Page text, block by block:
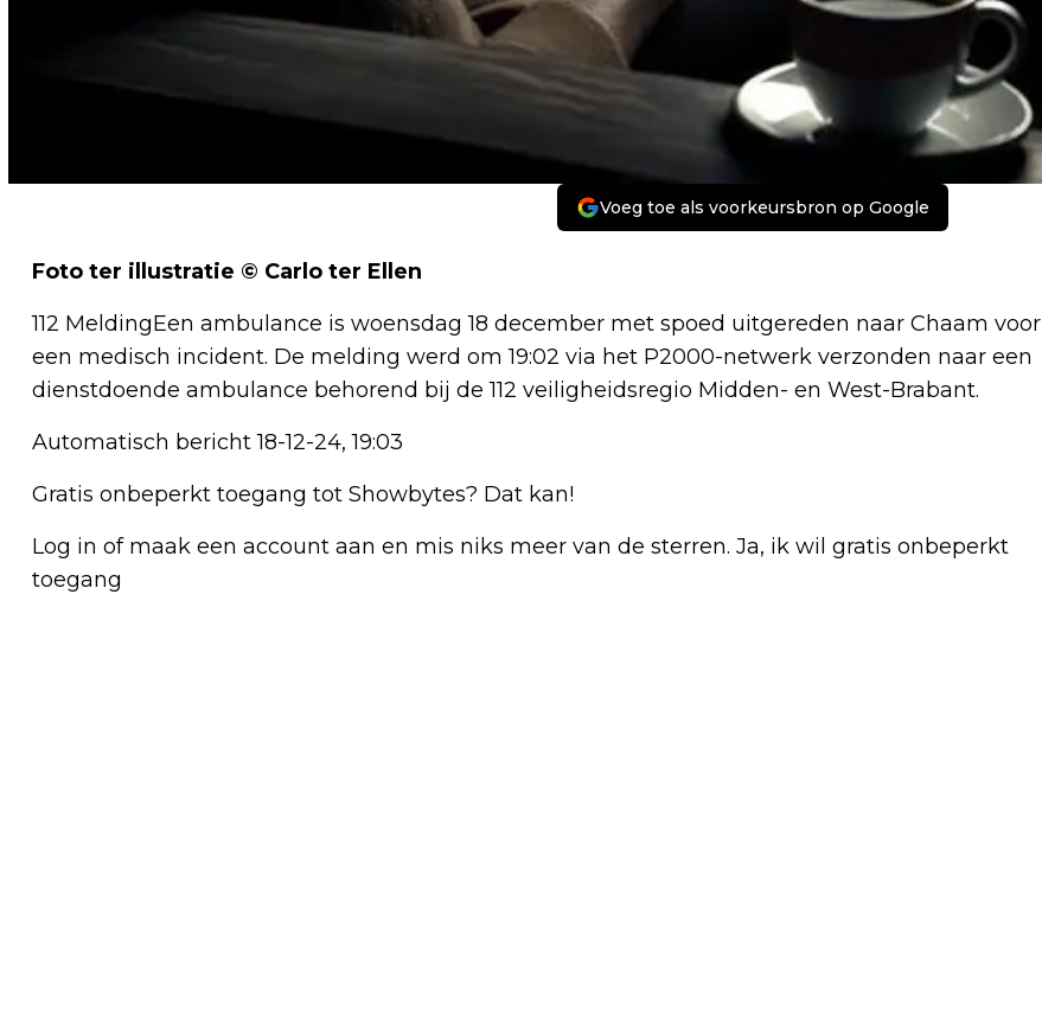
Voeg toe als voorkeursbron op Google
Foto ter illustratie © Carlo ter Ellen
112 MeldingEen ambulance is woensdag 18 december met spoed uitgereden naar Chaam voor
een medisch incident. De melding werd om 19:02 via het P2000-netwerk verzonden naar een
dienstdoende ambulance behorend bij de 112 veiligheidsregio Midden- en West-Brabant.
Automatisch bericht 18-12-24, 19:03
Gratis onbeperkt toegang tot Showbytes? Dat kan!
Log in of maak een account aan en mis niks meer van de sterren. Ja, ik wil gratis onbeperkt
toegang